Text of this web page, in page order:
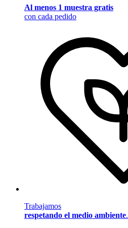
Al menos 1 muestra gratis
con cada pedido
Trabajamos
respetando el medio ambiente.